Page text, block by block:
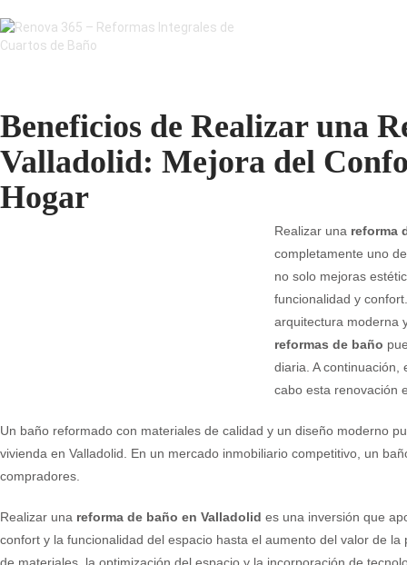
Beneficios de Realizar una
Valladolid: Mejora del
Hogar
Realizar una reforma
completamente uno
no solo mejoras
funcionalidad y
arquitectura moderna
reformas de baño
diaria. A continuación,
cabo esta renovación
Un baño reformado con materiales de calidad y un diseño moderno
vivienda en Valladolid. En un mercado inmobiliario competitivo, un
compradores.
Realizar una reforma de baño en Valladolid es una inversión que
confort y la funcionalidad del espacio hasta el aumento del valor de